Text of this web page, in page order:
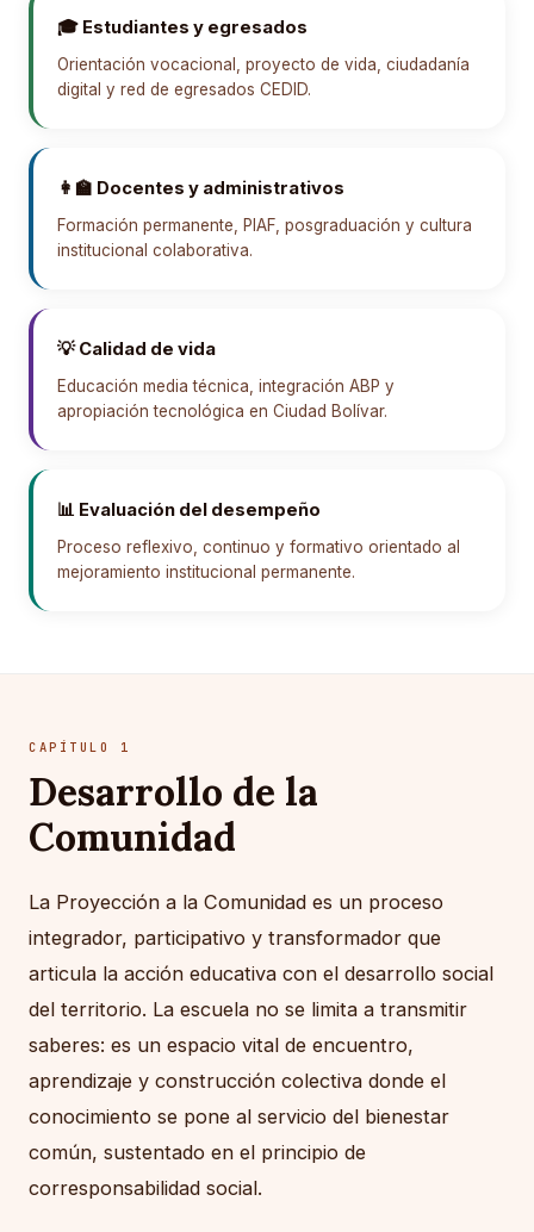
🎓 Estudiantes y egresados
Orientación vocacional, proyecto de vida, ciudadanía
digital y red de egresados CEDID.
👩‍🏫 Docentes y administrativos
Formación permanente, PIAF, posgraduación y cultura
institucional colaborativa.
💡 Calidad de vida
Educación media técnica, integración ABP y
apropiación tecnológica en Ciudad Bolívar.
📊 Evaluación del desempeño
Proceso reflexivo, continuo y formativo orientado al
mejoramiento institucional permanente.
CAPÍTULO 1
Desarrollo de la
Comunidad
La Proyección a la Comunidad es un proceso
integrador, participativo y transformador que
articula la acción educativa con el desarrollo social
del territorio. La escuela no se limita a transmitir
saberes: es un espacio vital de encuentro,
aprendizaje y construcción colectiva donde el
conocimiento se pone al servicio del bienestar
común, sustentado en el principio de
corresponsabilidad social.